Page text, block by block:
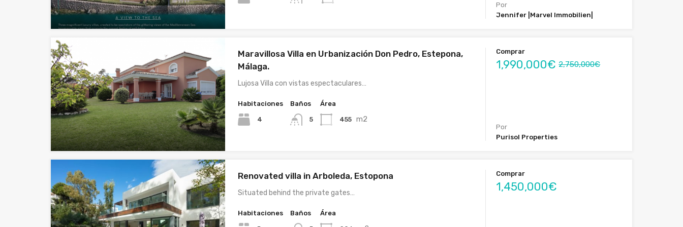
Por
Jennifer |Marvel Immobilien|
Maravillosa Villa en Urbanización Don Pedro, Estepona,
Málaga.
Lujosa Villa con vistas espectaculares…
Habitaciones
4
Baños
5
Área
455 m2
Comprar
1,990,000€ 2,750,000€
Por
Purisol Properties
Renovated villa in Arboleda, Estopona
Situated behind the private gates…
Habitaciones Baños Área
Comprar
1,450,000€